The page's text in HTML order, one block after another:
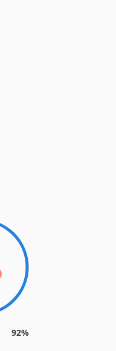
92%